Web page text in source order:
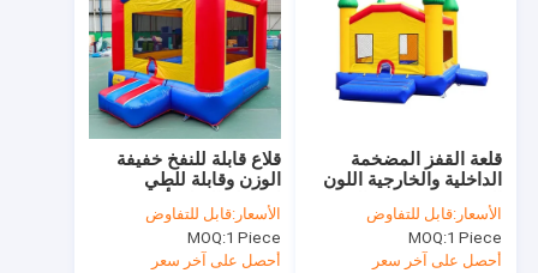
قلاع قابلة للنفخ خفيفة
الوزن وقابلة للطي
لسهولة النقل، ألوان
متعددة، يمكن طباعة
شعار مخصص، سهلة
الحمل والتخزين
الأسعار:قابل للتفاوض
MOQ:1 Piece
أحصل على آخر سعر
قلعة القفز المضخمة
الداخلية والخارجية اللون
المخصص جذب مثالي
لمنتزهات الترفيه
الأسعار:قابل للتفاوض
MOQ:1 Piece
أحصل على آخر سعر